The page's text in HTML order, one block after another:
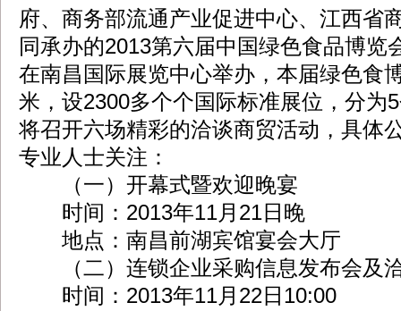
府、商务部流通产业促进中心、江西省
同承办的2013第六届中国绿色食品博览
在南昌国际展览中心举办，本届绿色食
米，设2300多个个国际标准展位，分为
将召开六场精彩的洽谈商贸活动，具体
专业人士关注：
（一）开幕式暨欢迎晚宴
时间：2013年11月21日晚
地点：南昌前湖宾馆宴会大厅
（二）连锁企业采购信息发布会及
时间：2013年11月22日10:00